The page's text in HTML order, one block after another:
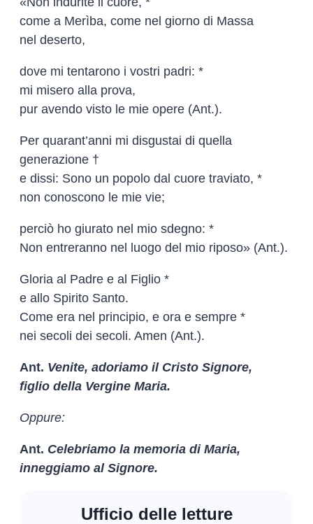
come a Merìba, come nel giorno di Massa
nel deserto,
dove mi tentarono i vostri padri: *
mi misero alla prova,
pur avendo visto le mie opere (Ant.).
Per quarant’anni mi disgustai di quella
generazione †
e dissi: Sono un popolo dal cuore traviato, *
non conoscono le mie vie;
perciò ho giurato nel mio sdegno: *
Non entreranno nel luogo del mio riposo» (Ant.).
Gloria al Padre e al Figlio *
e allo Spirito Santo.
Come era nel principio, e ora e sempre *
nei secoli dei secoli. Amen (Ant.).
Ant. Venite, adoriamo il Cristo Signore,
figlio della Vergine Maria.
Oppure:
Ant. Celebriamo la memoria di Maria,
inneggiamo al Signore.
Ufficio delle letture